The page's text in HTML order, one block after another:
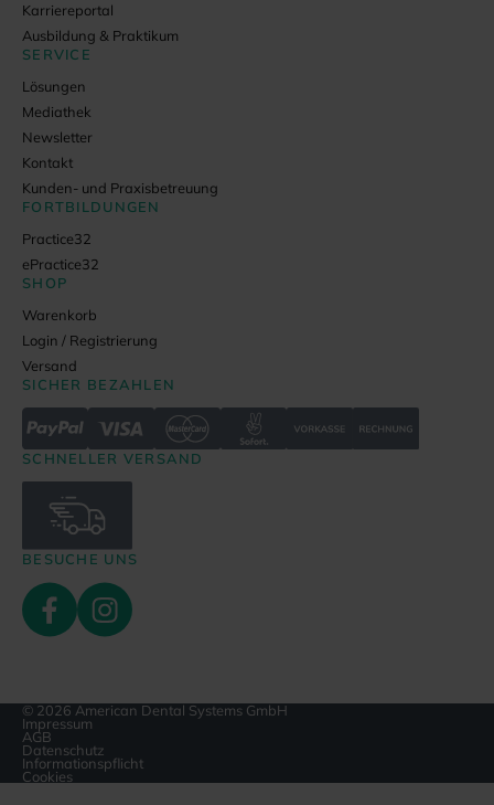
Karriereportal
Ausbildung & Praktikum
SERVICE
Lösungen
Mediathek
Newsletter
Kontakt
Kunden- und Praxisbetreuung
FORTBILDUNGEN
Practice32
ePractice32
SHOP
Warenkorb
Login / Registrierung
Versand
SICHER BEZAHLEN
SCHNELLER VERSAND
BESUCHE UNS
© 2026 American Dental Systems GmbH
Impressum
AGB
Datenschutz
Informationspflicht
Cookies